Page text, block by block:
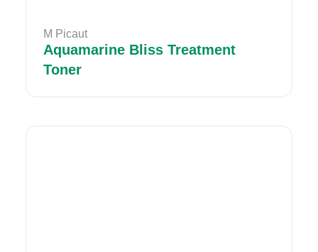
M Picaut
Aquamarine Bliss Treatment
Toner